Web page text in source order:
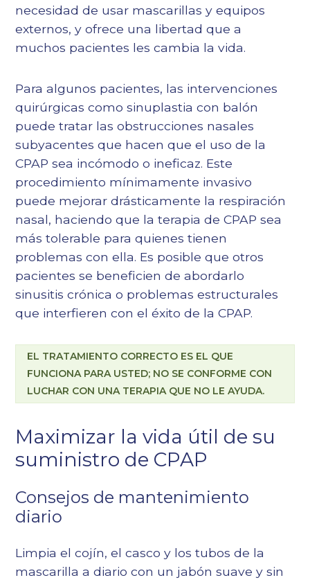
necesidad de usar mascarillas y equipos
externos, y ofrece una libertad que a
muchos pacientes les cambia la vida.
Para algunos pacientes, las intervenciones
quirúrgicas comosinuplastia con balón
puede tratar las obstrucciones nasales
subyacentes que hacen que el uso de la
CPAP sea incómodo o ineficaz. Este
procedimiento mínimamente invasivo
puede mejorar drásticamente la respiración
nasal, haciendo que la terapia de CPAP sea
más tolerable para quienes tienen
problemas con ella. Es posible que otros
pacientes se beneficien de abordarlo
sinusitis crónica o problemas estructurales
que interfieren con el éxito de la CPAP.
EL TRATAMIENTO CORRECTO ES EL QUE
FUNCIONA PARA USTED; NO SE CONFORME CON
LUCHAR CON UNA TERAPIA QUE NO LE AYUDA.
Maximizar la vida útil de su
suministro de CPAP
Consejos de mantenimiento
diario
Limpia el cojín, el casco y los tubos de la
mascarilla a diario con un jabón suave y sin